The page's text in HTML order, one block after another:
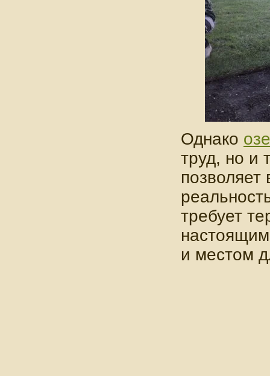
Однако
труд, но и
требует
и местом